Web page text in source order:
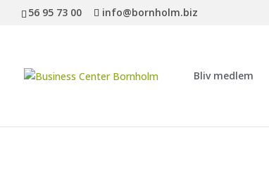
56 95 73 00 info@bornholm.biz
Bliv medlem